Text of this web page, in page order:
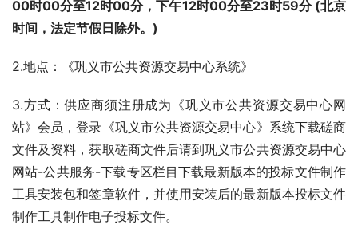
00时00分至12时00分，下午12时00分至23时59分 (北京
时间，法定节假日除外。)
2.地点：《巩义市公共资源交易中心系统》
3.方式：供应商须注册成为《巩义市公共资源交易中心网
站》会员，登录《巩义市公共资源交易中心》系统下载磋商
文件及资料，获取磋商文件后请到巩义市公共资源交易中心
网站-公共服务-下载专区栏目下载最新版本的投标文件制作
工具安装包和签章软件，并使用安装后的最新版本投标文件
制作工具制作电子投标文件。